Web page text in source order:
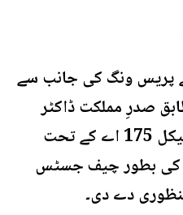
پریس ونگ کی جانب سے
صدرِ مملکت ڈاکٹر
عارف علوی نے آئین کے آرٹیکل 175 اے کے تحت
بطور چیف جسٹس
دے دی۔